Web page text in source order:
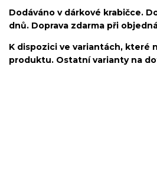
Dodáváno v dárkové krabičce.
dnů. Doprava zdarma při
K dispozici ve variantách, které
produktu. Ostatní varianty na